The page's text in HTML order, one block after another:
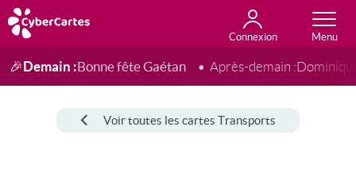
Connexion
Anniversaire
Fête du jour
Amour
Amitié
Merci
Toutes les cartes
🎉Demain :Bonne fête Gaétan Après-demain :
Voir toutes les cartes Transports